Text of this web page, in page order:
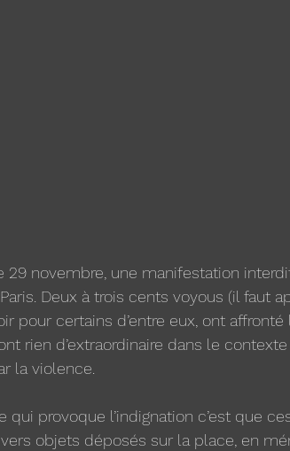
29 novembre, une manifestation
Deux à trois cents voyous (il faut
pour certains d’entre eux, ont
rien d’extraordinaire dans le
la violence.
qui provoque l’indignation c’est que
objets déposés sur la place, en